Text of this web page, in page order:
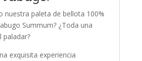
nuestra paleta de bellota 100%
Summum? ¿Toda una
paladar?
exquisita experiencia